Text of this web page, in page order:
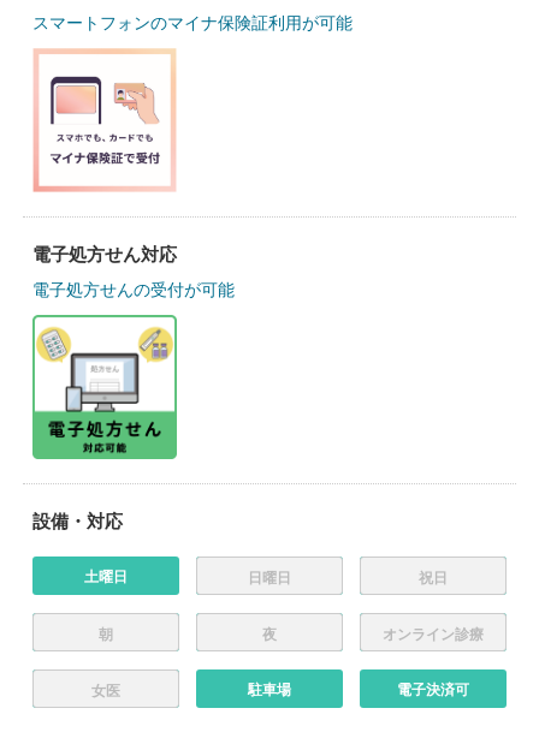
スマートフォンのマイナ保険証利用が可能
電子処方せん対応
電子処方せんの受付が可能
設備・対応
土曜日 日曜日 祝日
朝 夜 オンライン診療
女医 駐車場 電子決済可